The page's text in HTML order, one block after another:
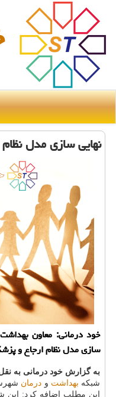
نهایی سازی مدل
خود درمانی: معاون
سازی مدل نظام ارجاع و
به گزارش خود درمانی به نقل
شبكه بهداشت و درمان
این مطلب اضافه كرد: این